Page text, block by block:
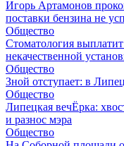
Игорь Артамонов
поставки бензина не
Общество
Стоматология
некачественной
Общество
Зной отступает: в
Общество
Липецкая вечЁрка:
и разнос мэра
Общество